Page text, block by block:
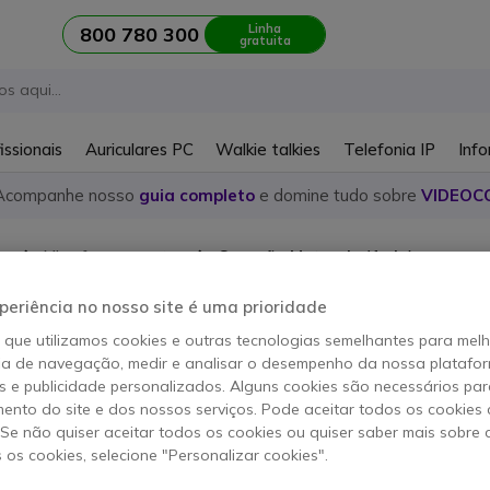
800 780 300 Linha
gratuita
Auriculares PC Walkie talkies Telefonia IP
nosso guia completo e domine tudo sobre
Microfones remotos Conexão Motorola (1 pin)
conexão Motorola 1 pin
no nosso site é uma prioridade
que utilizamos cookies e outras tecnologias semelhantes para
de navegação, medir e analisar o desempenho da nossa
e publicidade personalizados. Alguns cookies são necessários
do site e dos nossos serviços. Pode aceitar todos os cookies
Se não quiser aceitar todos os cookies ou quiser saber mais sobre
os cookies, selecione "Personalizar cookies".